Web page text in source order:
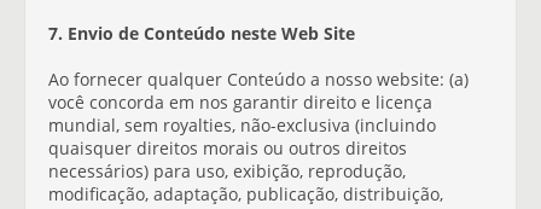
7. Envio de Conteúdo neste Web Site
Ao fornecer qualquer Conteúdo a nosso website: (a)
você concorda em nos garantir direito e licença
mundial, sem royalties, não-exclusiva (incluindo
quaisquer direitos morais ou outros direitos
necessários) para uso, exibição, reprodução,
modificação, adaptação, publicação, distribuição,